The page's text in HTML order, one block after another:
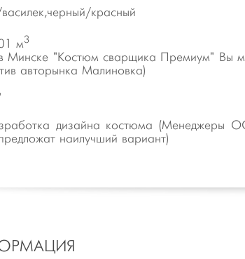
красный
м3
в Минске "Костюм сварщика Премиум" Вы
авторынка Малиновка)
дизайна костюма (Менеджеры
наилучший вариант)